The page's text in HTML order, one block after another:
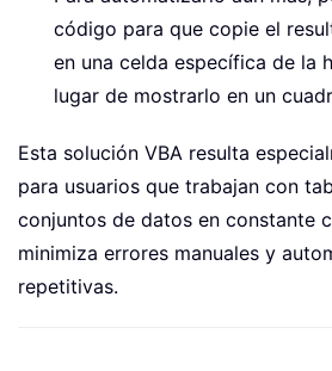
código para que copie el
en una celda específica de la
lugar de mostrarlo en un
Esta solución VBA resulta
para usuarios que trabajan con
conjuntos de datos en constante
minimiza errores manuales y
repetitivas.